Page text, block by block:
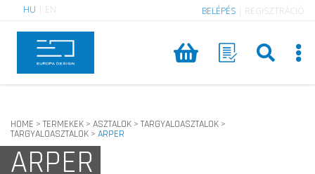
HU EN BELÉPÉS REGISZTRÁCIÓ
HOME > TERMEKEK > ASZTALOK > TARGYALOASZTALOK >
TARGYALOASZTALOK > ARPER
ARPER